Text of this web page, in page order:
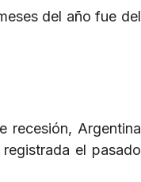
del año fue del
recesión, Argentina
el pasado